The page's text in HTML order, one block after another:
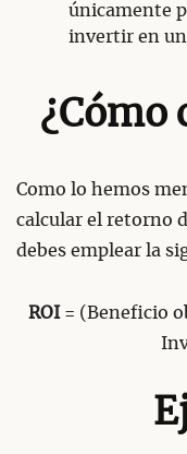
únicamente
invertir en
¿Cómo
Como lo hemos
calcular el retorno
debes emplear la
ROI= (Beneficio